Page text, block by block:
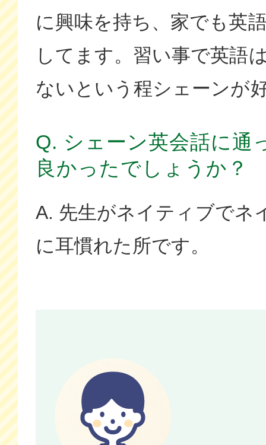
に興味を持ち、家でも英
してます。習い事で英語
ないという程シェーンが
Q. シェーン英会話に通
良かったでしょうか？
A. 先生がネイティブでネ
に耳慣れた所です。